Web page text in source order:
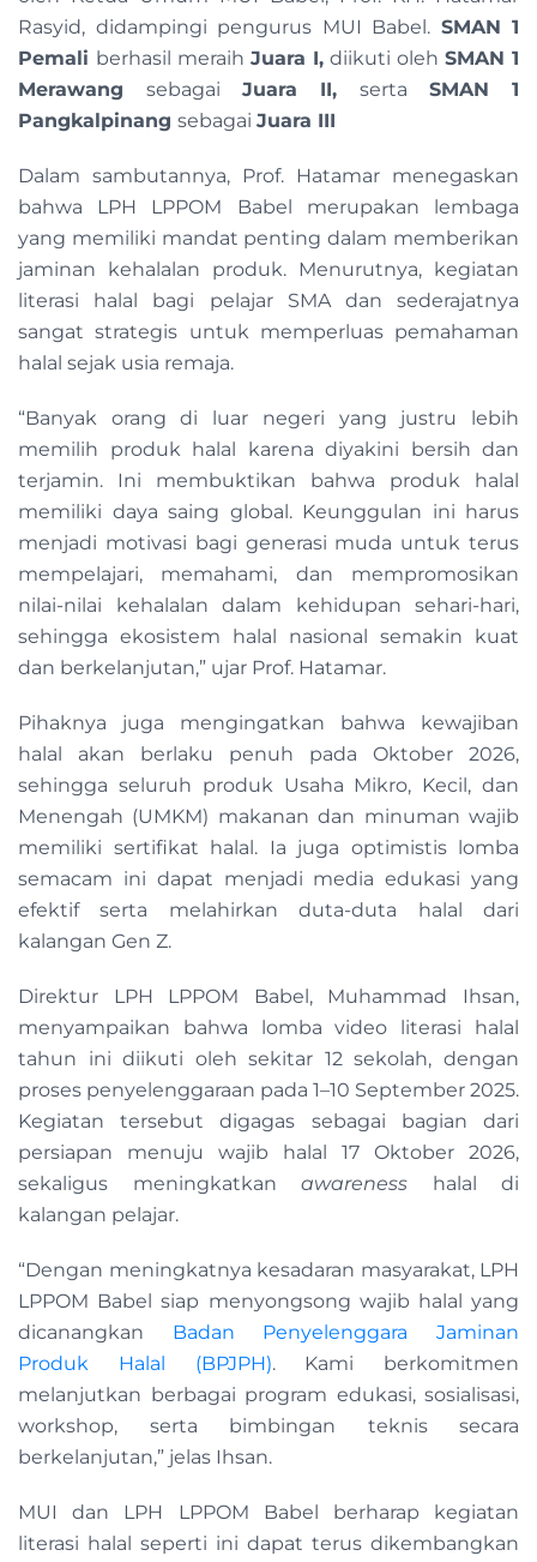
Rasyid, didampingi pengurus MUI Babel. SMAN 1
Pemali berhasil meraih Juara I,diikuti olehSMAN 1
Merawang sebagai Juara II, serta SMAN 1
Pangkalpinang sebagai Juara III
Dalam sambutannya, Prof. Hatamar menegaskan
bahwa LPH LPPOM Babel merupakan lembaga
yang memiliki mandat penting dalam memberikan
jaminan kehalalan produk. Menurutnya, kegiatan
literasi halal bagi pelajar SMA dan sederajatnya
sangat strategis untuk memperluas pemahaman
halal sejak usia remaja.
“Banyak orang di luar negeri yang justru lebih
memilih produk halal karena diyakini bersih dan
terjamin. Ini membuktikan bahwa produk halal
memiliki daya saing global. Keunggulan ini harus
menjadi motivasi bagi generasi muda untuk terus
mempelajari, memahami, dan mempromosikan
nilai-nilai kehalalan dalam kehidupan sehari-hari,
sehingga ekosistem halal nasional semakin kuat
dan berkelanjutan,” ujar Prof. Hatamar.
Pihaknya juga mengingatkan bahwa kewajiban
halal akan berlaku penuh pada Oktober 2026,
sehingga seluruh produk Usaha Mikro, Kecil, dan
Menengah (UMKM) makanan dan minuman wajib
memiliki sertifikat halal. Ia juga optimistis lomba
semacam ini dapat menjadi media edukasi yang
efektif serta melahirkan duta-duta halal dari
kalangan Gen Z.
Direktur LPH LPPOM Babel, Muhammad Ihsan,
menyampaikan bahwa lomba video literasi halal
tahun ini diikuti oleh sekitar 12 sekolah, dengan
proses penyelenggaraan pada 1–10 September 2025.
Kegiatan tersebut digagas sebagai bagian dari
persiapan menuju wajib halal 17 Oktober 2026,
sekaligus meningkatkan awareness halal di
kalangan pelajar.
“Dengan meningkatnya kesadaran masyarakat, LPH
LPPOM Babel siap menyongsong wajib halal yang
dicanangkan Badan Penyelenggara Jaminan
Produk Halal (BPJPH). Kami berkomitmen
melanjutkan berbagai program edukasi, sosialisasi,
workshop, serta bimbingan teknis secara
berkelanjutan,” jelas Ihsan.
MUI dan LPH LPPOM Babel berharap kegiatan
literasi halal seperti ini dapat terus dikembangkan